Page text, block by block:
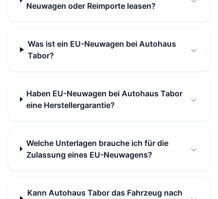
Neuwagen oder Reimporte leasen?
Was ist ein EU-Neuwagen bei Autohaus
Tabor?
Haben EU-Neuwagen bei Autohaus Tabor
eine Herstellergarantie?
Welche Unterlagen brauche ich für die
Zulassung eines EU-Neuwagens?
Kann Autohaus Tabor das Fahrzeug nach